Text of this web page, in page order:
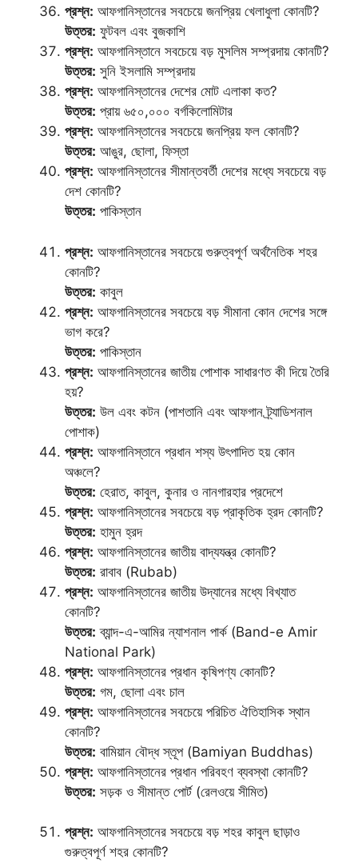
প্রশ্ন: আফগানিস্তানের সবচেয়ে জনপ্রিয় খেলাধুলা কোনটি?
উত্তর: ফুটবল এবং বুজকাশি
প্রশ্ন: আফগানিস্তানে সবচেয়ে বড় মুসলিম সম্প্রদায় কোনটি?
উত্তর: সুনি ইসলামি সম্প্রদায়
প্রশ্ন: আফগানিস্তানের দেশের মোট এলাকা কত?
উত্তর: প্রায় ৬৫০,০০০ বর্গকিলোমিটার
প্রশ্ন: আফগানিস্তানের সবচেয়ে জনপ্রিয় ফল কোনটি?
উত্তর: আঙুর, ছোলা, ফিস্তা
প্রশ্ন: আফগানিস্তানের সীমান্তবর্তী দেশের মধ্যে সবচেয়ে বড়
দেশ কোনটি?
উত্তর: পাকিস্তান
প্রশ্ন: আফগানিস্তানের সবচেয়ে গুরুত্বপূর্ণ অর্থনৈতিক শহর
কোনটি?
উত্তর: কাবুল
প্রশ্ন: আফগানিস্তানের সবচেয়ে বড় সীমানা কোন দেশের সঙ্গে
ভাগ করে?
উত্তর: পাকিস্তান
প্রশ্ন: আফগানিস্তানের জাতীয় পোশাক সাধারণত কী দিয়ে তৈরি
হয়?
উত্তর: উল এবং কটন (পাশতানি এবং আফগান ট্র্যাডিশনাল
পোশাক)
প্রশ্ন: আফগানিস্তানে প্রধান শস্য উৎপাদিত হয় কোন
অঞ্চলে?
উত্তর: হেরাত, কাবুল, কুনার ও নানগারহার প্রদেশে
প্রশ্ন: আফগানিস্তানের সবচেয়ে বড় প্রাকৃতিক হ্রদ কোনটি?
উত্তর: হামুন হ্রদ
প্রশ্ন: আফগানিস্তানের জাতীয় বাদ্যযন্ত্র কোনটি?
উত্তর: রাবাব (Rubab)
প্রশ্ন: আফগানিস্তানের জাতীয় উদ্যানের মধ্যে বিখ্যাত
কোনটি?
উত্তর: ব্যান্দ-এ-আমির ন্যাশনাল পার্ক (Band-e Amir
National Park)
প্রশ্ন: আফগানিস্তানের প্রধান কৃষিপণ্য কোনটি?
উত্তর: গম, ছোলা এবং চাল
প্রশ্ন: আফগানিস্তানের সবচেয়ে পরিচিত ঐতিহাসিক স্থান
কোনটি?
উত্তর: বামিয়ান বৌদ্ধ স্তূপ (Bamiyan Buddhas)
প্রশ্ন: আফগানিস্তানের প্রধান পরিবহণ ব্যবস্থা কোনটি?
উত্তর: সড়ক ও সীমান্ত পোর্ট (রেলওয়ে সীমিত)
প্রশ্ন: আফগানিস্তানের সবচেয়ে বড় শহর কাবুল ছাড়াও
গুরুত্বপূর্ণ শহর কোনটি?